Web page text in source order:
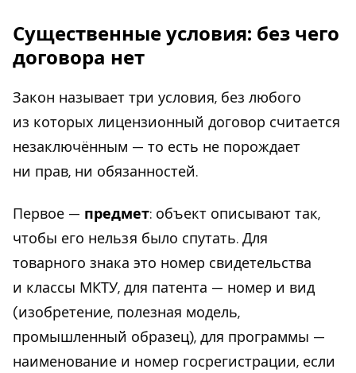
Существенные условия: без чего
договора нет
Закон называет три условия, без любого
из которых лицензионный договор считается
незаключённым — то есть не порождает
ни прав, ни обязанностей.
Первое — предмет: объект описывают так,
чтобы его нельзя было спутать. Для
товарного знака это номер свидетельства
и классы МКТУ, для патента — номер и вид
(изобретение, полезная модель,
промышленный образец), для программы —
наименование и номер госрегистрации, если